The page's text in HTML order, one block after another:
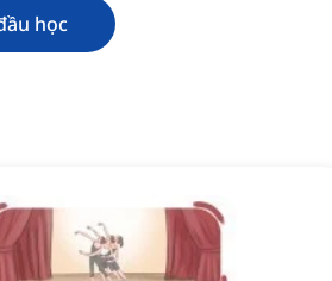
học